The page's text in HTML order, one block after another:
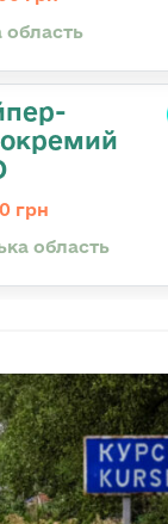
окремий
грн
область